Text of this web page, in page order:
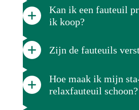
Kan ik een fauteuil
ik koop?
Zijn de fauteuils
Hoe maak ik mijn
relaxfauteuil schoon?